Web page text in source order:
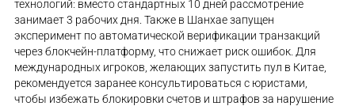
технологий: вместо стандартных 10 дней рассмотрение
занимает 3 рабочих дня. Также в Шанхае запущен
эксперимент по автоматической верификации транзакций
через блокчейн-платформу, что снижает риск ошибок. Для
международных игроков, желающих запустить пул в Китае,
рекомендуется заранее консультироваться с юристами,
чтобы избежать блокировки счетов и штрафов за нарушение